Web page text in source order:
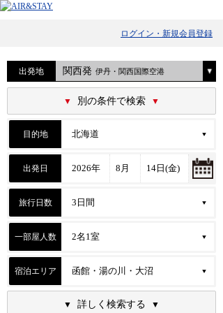
ログイン・新規会員登録
出発地 関西発 伊丹・関西国際空港
別の条件で検索
目的地
出発日
旅行日数
一部屋人数
宿泊エリア
詳しく検索する